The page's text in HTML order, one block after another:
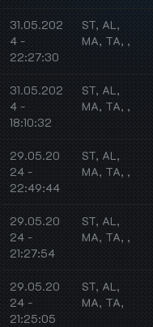
31.05.202
4 -
22:27:30
ST, AL,
MA, TA, ,
31.05.202
4 -
18:10:32
ST, AL,
MA, TA, ,
29.05.20
24 -
22:49:44
ST, AL,
MA, TA, ,
29.05.20
24 -
21:27:54
ST, AL,
MA, TA, ,
29.05.20
24 -
21:25:05
ST, AL,
MA, TA,